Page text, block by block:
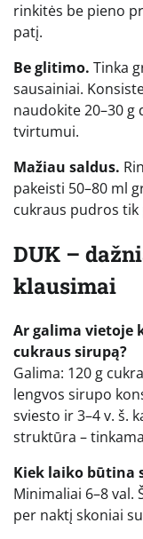
rinkitės be pieno
patį.
Be glitimo. Tinka
sausainiai.
naudokite 20–30 g
tvirtumui.
Mažiau saldus.
pakeisti 50–80 ml
cukraus pudros tik
DUK –
klausimai
Ar galima vietoje
cukraus sirupą?
Galima: 120 g
lengvos sirupo
sviesto ir 3–4 v. š.
struktūra –
Kiek laiko būtina
Minimaliai 6–8 val.
per naktį skoniai